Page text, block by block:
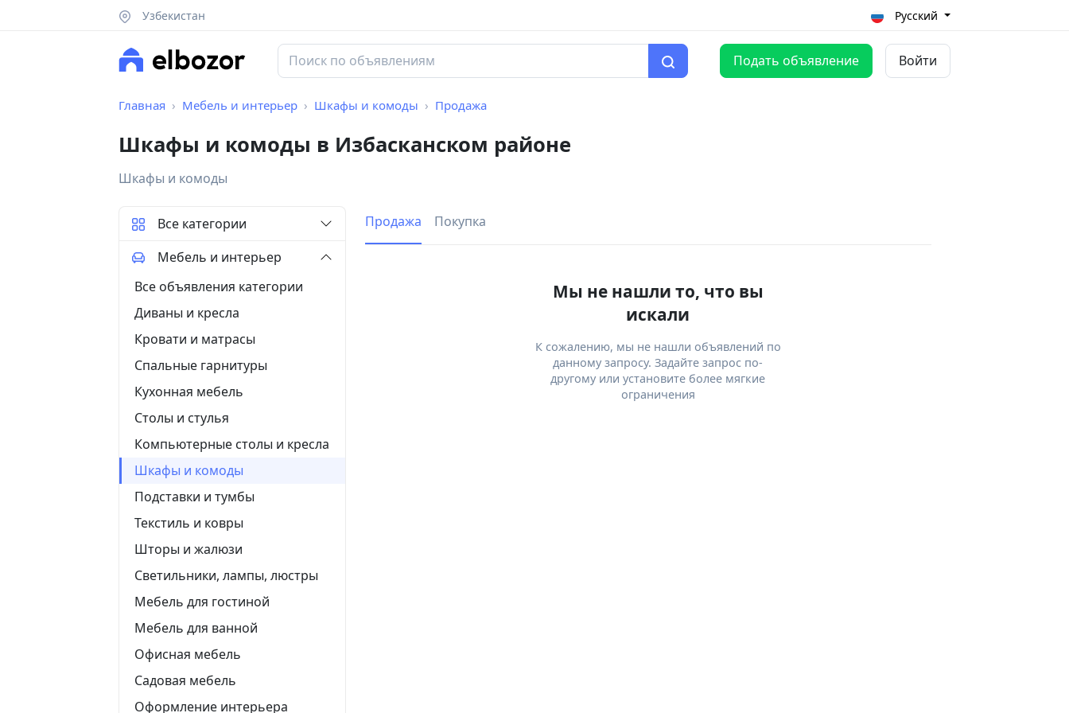
Узбекистан Русский
Подать объявление Войти
Главная Мебель и интерьер Шкафы и комоды Продажа
Шкафы и комоды в Избасканском районе
Шкафы и комоды
Продажа Покупка
Мы не нашли то, что вы
искали
К сожалению, мы не нашли объявлений по
данному запросу. Задайте запрос по-
другому или установите более мягкие
ограничения
Все категории
Мебель и интерьер
Все объявления категории
Диваны и кресла
Кровати и матрасы
Спальные гарнитуры
Кухонная мебель
Столы и стулья
Компьютерные столы и кресла
Шкафы и комоды
Подставки и тумбы
Текстиль и ковры
Шторы и жалюзи
Светильники, лампы, люстры
Мебель для гостиной
Мебель для ванной
Офисная мебель
Садовая мебель
Оформление интерьера